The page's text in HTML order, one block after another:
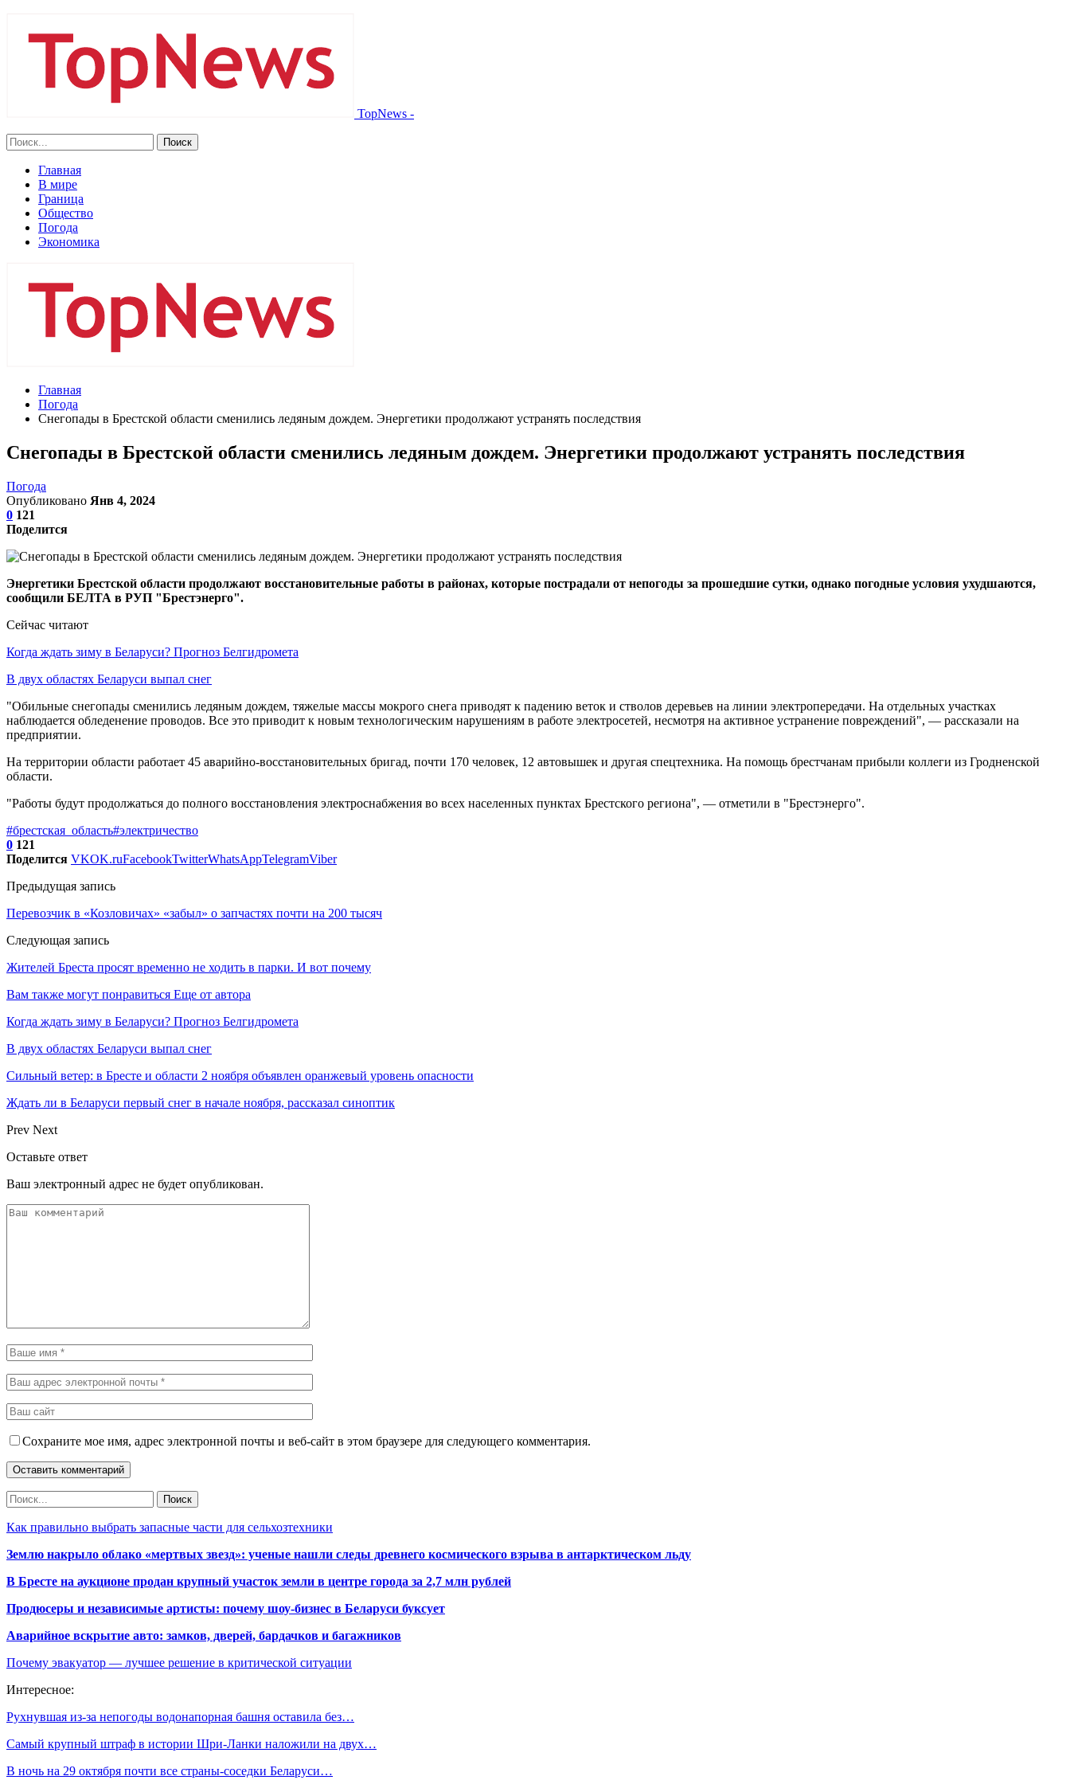
TopNews -
Главная
В мире
Граница
Общество
Погода
Экономика
Главная
Погода
Снегопады в Брестской области сменились ледяным дождем. Энергетики продолжают устранять последствия
Снегопады в Брестской области сменились ледяным дождем. Энергетики продолжают устранять последствия
Погода
Опубликовано Янв 4, 2024
0 121
Поделится
Энергетики Брестской области продолжают восстановительные работы в районах, которые пострадали от непогоды за прошедшие сутки, однако погодные условия ухудшаются,
сообщили БЕЛТА в РУП "Брестэнерго".
Сейчас читают
Когда ждать зиму в Беларуси? Прогноз Белгидромета
В двух областях Беларуси выпал снег
"Обильные снегопады сменились ледяным дождем, тяжелые массы мокрого снега приводят к падению веток и стволов деревьев на линии электропередачи. На отдельных участках
наблюдается обледенение проводов. Все это приводит к новым технологическим нарушениям в работе электросетей, несмотря на активное устранение повреждений", — рассказали на
предприятии.
На территории области работает 45 аварийно-восстановительных бригад, почти 170 человек, 12 автовышек и другая спецтехника. На помощь брестчанам прибыли коллеги из Гродненской
области.
"Работы будут продолжаться до полного восстановления электроснабжения во всех населенных пунктах Брестского региона", — отметили в "Брестэнерго".
#брестская_область#электричество
0 121
Поделится VKOK.ruFacebookTwitterWhatsAppTelegramViber
Предыдущая запись
Перевозчик в «Козловичах» «забыл» о запчастях почти на 200 тысяч
Следующая запись
Жителей Бреста просят временно не ходить в парки. И вот почему
Вам также могут понравиться Еще от автора
Когда ждать зиму в Беларуси? Прогноз Белгидромета
В двух областях Беларуси выпал снег
Сильный ветер: в Бресте и области 2 ноября объявлен оранжевый уровень опасности
Ждать ли в Беларуси первый снег в начале ноября, рассказал синоптик
Prev Next
Оставьте ответ
Ваш электронный адрес не будет опубликован.
Сохраните мое имя, адрес электронной почты и веб-сайт в этом браузере для следующего комментария.
Как правильно выбрать запасные части для сельхозтехники
Землю накрыло облако «мертвых звезд»: ученые нашли следы древнего космического взрыва в антарктическом льду
В Бресте на аукционе продан крупный участок земли в центре города за 2,7 млн рублей
Продюсеры и независимые артисты: почему шоу-бизнес в Беларуси буксует
Аварийное вскрытие авто: замков, дверей, бардачков и багажников
Почему эвакуатор — лучшее решение в критической ситуации
Интересное:
Рухнувшая из-за непогоды водонапорная башня оставила без…
Самый крупный штраф в истории Шри-Ланки наложили на двух…
В ночь на 29 октября почти все страны-соседки Беларуси…